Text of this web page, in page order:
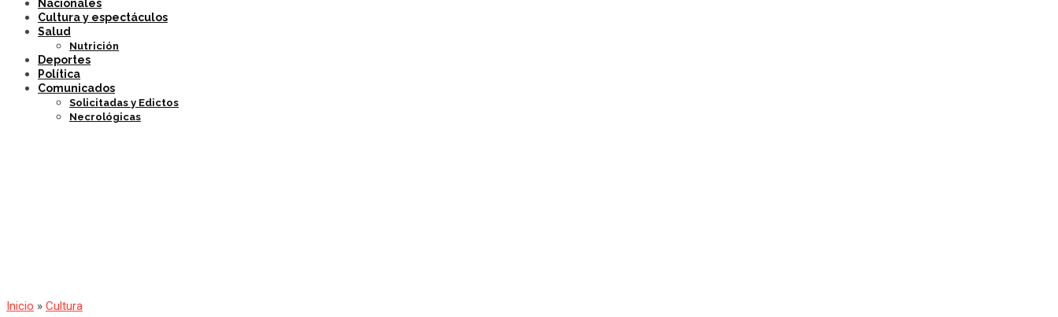
Nacionales
Cultura y espectáculos
Salud
Nutrición
Deportes
Política
Comunicados
Solicitadas y Edictos
Necrológicas
Inicio » Cultura